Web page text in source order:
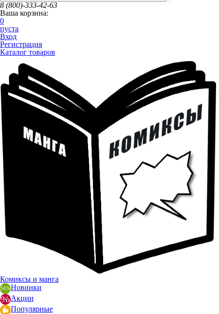
8 (800)-333-42-63
Ваша корзина:
0
пуста
Вход
Регистрация
Каталог товаров
Комиксы и манга
Новинки
Акции
Популярные